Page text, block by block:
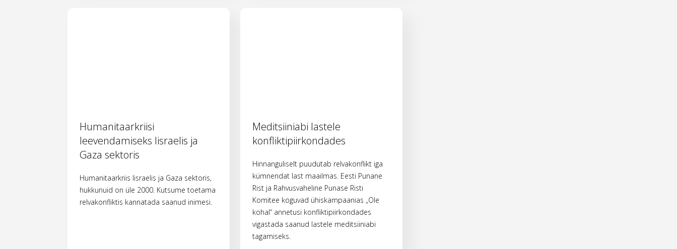
Humanitaarkriisi
leevendamiseks Iisraelis ja
Gaza sektoris
Humanitaarkriis Iisraelis ja Gaza sektoris,
hukkunuid on üle 2000. Kutsume toetama
relvakonfliktis kannatada saanud inimesi.
Meditsiiniabi lastele
konfliktipiirkondades
Hinnanguliselt puudutab relvakonflikt iga
kümnendat last maailmas. Eesti Punane
Rist ja Rahvusvaheline Punase Risti
Komitee koguvad ühiskampaanias „Ole
kohal“ annetusi konfliktipiirkondades
vigastada saanud lastele meditsiiniabi
tagamiseks.